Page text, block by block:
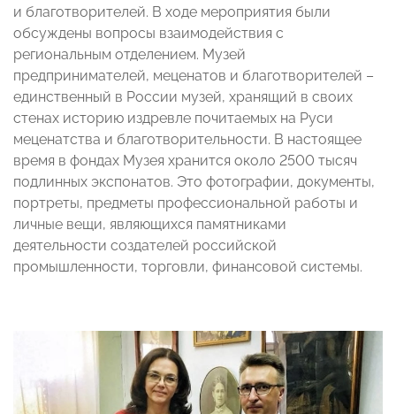
и благотворителей. В ходе мероприятия были
обсуждены вопросы взаимодействия с
региональным отделением. Музей
предпринимателей, меценатов и благотворителей –
единственный в России музей, хранящий в своих
стенах историю издревле почитаемых на Руси
меценатства и благотворительности. В настоящее
время в фондах Музея хранится около 2500 тысяч
подлинных экспонатов. Это фотографии, документы,
портреты, предметы профессиональной работы и
личные вещи, являющихся памятниками
деятельности создателей российской
промышленности, торговли, финансовой системы.